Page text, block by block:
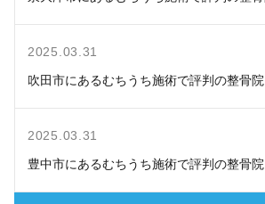
2025.03.31
吹田市にあるむちうち施術で評判の整骨院
2025.03.31
豊中市にあるむちうち施術で評判の整骨院